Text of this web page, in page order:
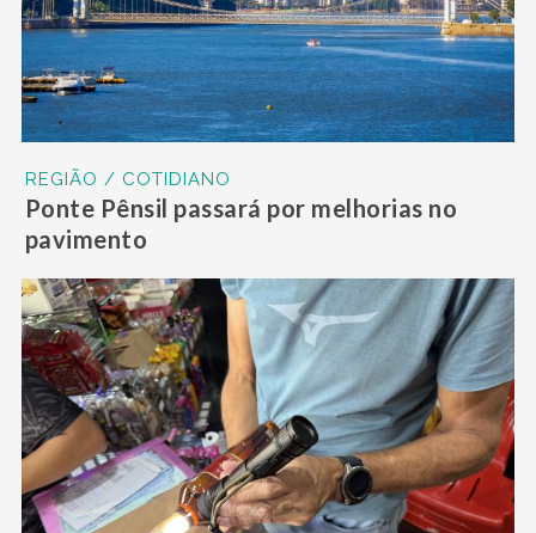
REGIÃO / COTIDIANO
Ponte Pênsil passará por melhorias no
pavimento